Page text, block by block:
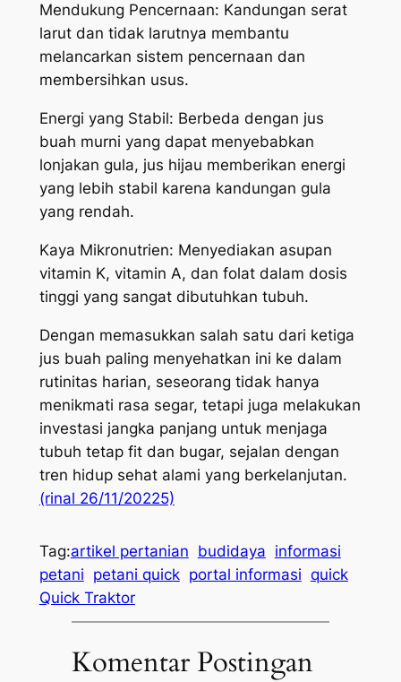
Mendukung Pencernaan: Kandungan serat
larut dan tidak larutnya membantu
melancarkan sistem pencernaan dan
membersihkan usus.
Energi yang Stabil: Berbeda dengan jus
buah murni yang dapat menyebabkan
lonjakan gula, jus hijau memberikan energi
yang lebih stabil karena kandungan gula
yang rendah.
Kaya Mikronutrien: Menyediakan asupan
vitamin K, vitamin A, dan folat dalam dosis
tinggi yang sangat dibutuhkan tubuh.
Dengan memasukkan salah satu dari ketiga
jus buah paling menyehatkan ini ke dalam
rutinitas harian, seseorang tidak hanya
menikmati rasa segar, tetapi juga melakukan
investasi jangka panjang untuk menjaga
tubuh tetap fit dan bugar, sejalan dengan
tren hidup sehat alami yang berkelanjutan.
(rinal 26/11/20225)
Tag:artikel pertanian budidaya informasi
petani petani quick portal informasi quick
Quick Traktor
Komentar Postingan